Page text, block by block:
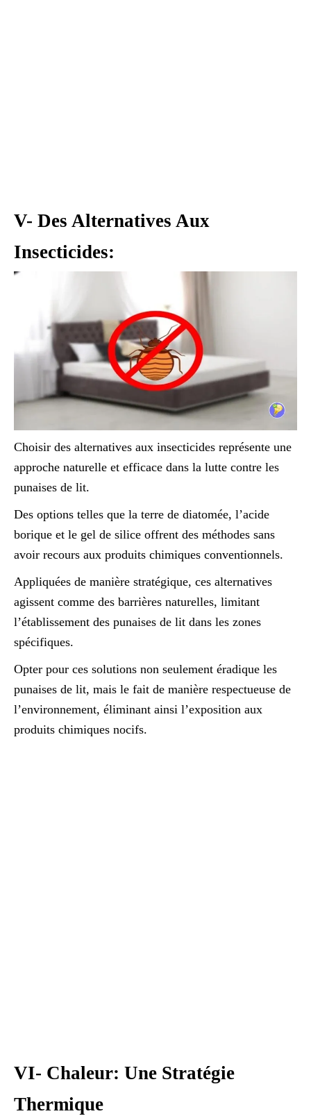
V- Des Alternatives Aux
Insecticides:
Choisir des alternatives aux insecticides représente une
approche naturelle et efficace dans la lutte contre les
punaises de lit.
Des options telles que la terre de diatomée, l’acide
borique et le gel de silice offrent des méthodes sans
avoir recours aux produits chimiques conventionnels.
Appliquées de manière stratégique, ces alternatives
agissent comme des barrières naturelles, limitant
l’établissement des punaises de lit dans les zones
spécifiques.
Opter pour ces solutions non seulement éradique les
punaises de lit, mais le fait de manière respectueuse de
l’environnement, éliminant ainsi l’exposition aux
produits chimiques nocifs.
VI- Chaleur: Une Stratégie
Thermique